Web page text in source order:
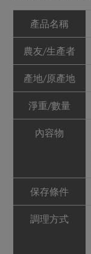
產品名稱
農友/生產者
產地/原產地
淨重/數量
內容物
保存條件
調理方式